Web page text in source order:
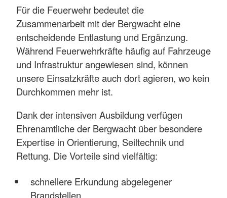
Für die Feuerwehr bedeutet die
Zusammenarbeit mit der Bergwacht eine
entscheidende Entlastung und Ergänzung.
Während Feuerwehrkräfte häufig auf Fahrzeuge
und Infrastruktur angewiesen sind, können
unsere Einsatzkräfte auch dort agieren, wo kein
Durchkommen mehr ist.
Dank der intensiven Ausbildung verfügen
Ehrenamtliche der Bergwacht über besondere
Expertise in Orientierung, Seiltechnik und
Rettung. Die Vorteile sind vielfältig:
schnellere Erkundung abgelegener
Brandstellen,